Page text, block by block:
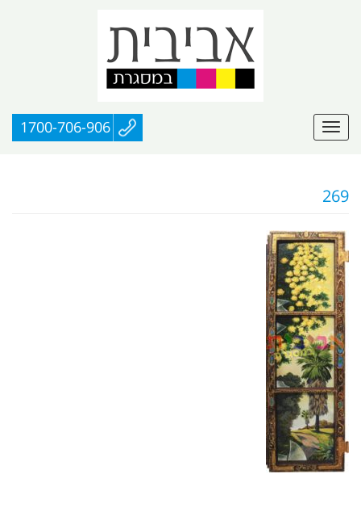
1700-706-906
269